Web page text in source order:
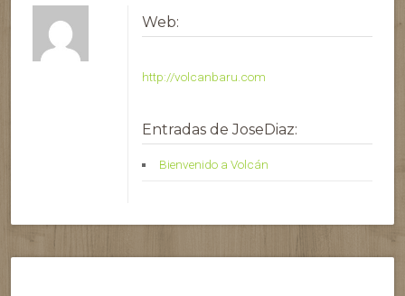
Web:
http://volcanbaru.com
Entradas de JoseDiaz:
Bienvenido a Volcán